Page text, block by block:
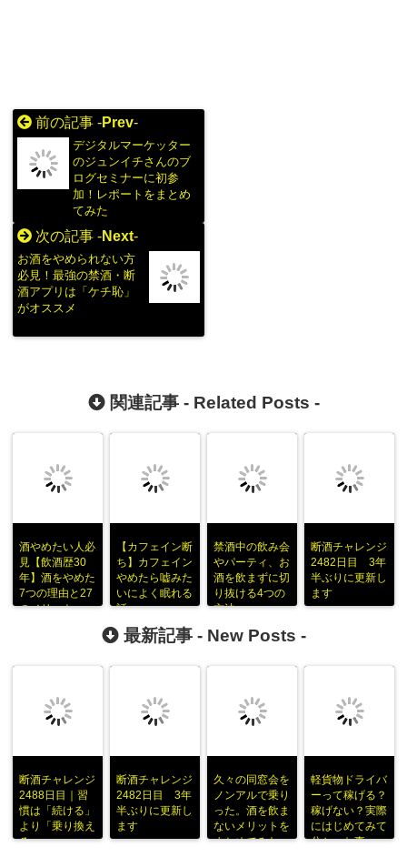
前の記事 -Prev-
デジタルマーケッター
のジュンイチさんのブ
ログセミナーに初参
加！レポートをまとめ
てみた
次の記事 -Next-
お酒をやめられない方
必見！最強の禁酒・断
酒アプリは「ケチ恥」
がオススメ
関連記事 - Related Posts -
酒やめたい人必
見【飲酒歴30
年】酒をやめた
7つの理由と27
のメリット
【カフェイン断
ち】カフェイン
やめたら嘘みた
いによく眠れる
話
禁酒中の飲み会
やパーティ、お
酒を飲まずに切
り抜ける4つの
方法
断酒チャレンジ
2482日目 3年
半ぶりに更新し
ます
最新記事 - New Posts -
断酒チャレンジ
2488日目｜習
慣は「続ける」
より「乗り換え
る」
断酒チャレンジ
2482日目 3年
半ぶりに更新し
ます
久々の同窓会を
ノンアルで乗り
った。酒を飲ま
ないメリットを
まとめてみた
軽貨物ドライバ
ーって稼げる？
稼げない？実際
にはじめてみて
分かった事